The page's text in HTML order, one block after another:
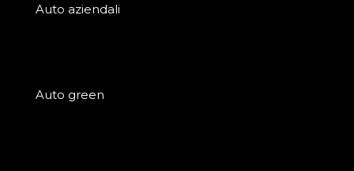
Auto aziendali
Auto green